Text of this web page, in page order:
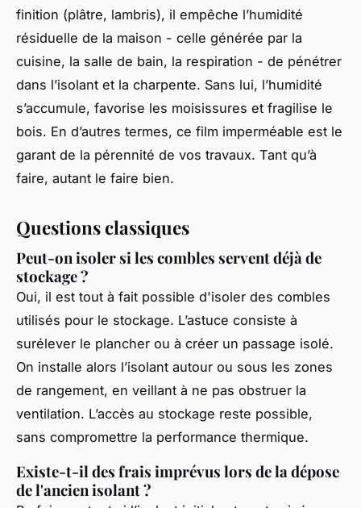
finition (plâtre, lambris), il empêche l’humidité
résiduelle de la maison - celle générée par la
cuisine, la salle de bain, la respiration - de pénétrer
dans l’isolant et la charpente. Sans lui, l’humidité
s’accumule, favorise les moisissures et fragilise le
bois. En d’autres termes, ce film imperméable est le
garant de la pérennité de vos travaux. Tant qu’à
faire, autant le faire bien.
Questions classiques
Peut-on isoler si les combles servent déjà de
stockage ?
Oui, il est tout à fait possible d'isoler des combles
utilisés pour le stockage. L’astuce consiste à
surélever le plancher ou à créer un passage isolé.
On installe alors l’isolant autour ou sous les zones
de rangement, en veillant à ne pas obstruer la
ventilation. L’accès au stockage reste possible,
sans compromettre la performance thermique.
Existe-t-il des frais imprévus lors de la dépose
de l'ancien isolant ?